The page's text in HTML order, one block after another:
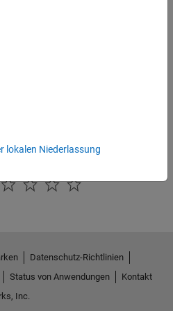
Functionality
of different custom blocks
lokalen Niederlassung
Datenschutz-Richtlinien
Status von Anwendungen
Kontakt
Inc.